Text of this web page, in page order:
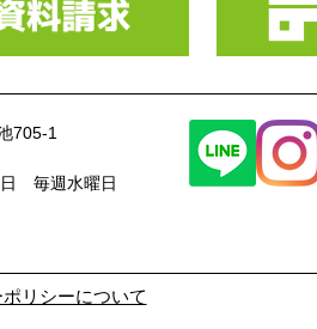
705-1
毎週水曜日
リシーについて